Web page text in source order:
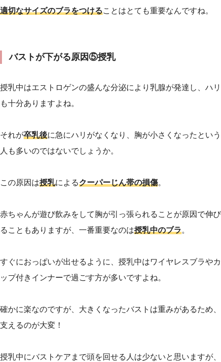
適切なサイズのブラをつけることはとても重要なんですね。
バストが下がる原因⑤授乳
授乳中はエストロゲンの盛んな分泌により乳腺が発達し、ハリ
も十分ありますよね。
それが卒乳後に急にハリがなくなり、胸が小さくなったという
人も多いのではないでしょうか。
この原因は授乳によるクーパーじん帯の損傷。
赤ちゃんが遊び飲みをして胸が引っ張られることが原因で伸び
ることもありますが、一番重要なのは授乳中のブラ。
すぐにおっぱいが出せるように、授乳中はワイヤレスブラやカ
ップ付きインナーで過ごす方が多いですよね。
確かに楽なのですが、大きくなったバストは重みがあるため、
支えるのが大変！
授乳中にバストケアまで頭を回せる人は少ないと思いますが、